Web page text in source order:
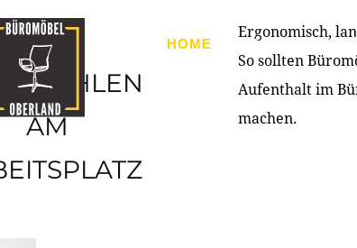
HOME PRODUKTE
AM
Ergonomisch,
So sollten
Aufenthalt im
machen.